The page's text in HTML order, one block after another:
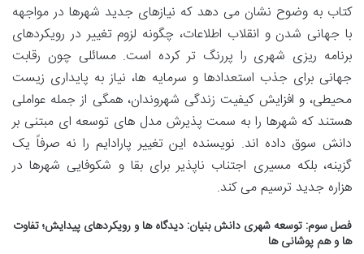
کتاب به وضوح نشان می دهد که نیازهای جدید شهرها در مواجهه
با جهانی شدن و انقلاب اطلاعات، چگونه لزوم تغییر در رویکردهای
برنامه ریزی شهری را پررنگ تر کرده است. مسائلی چون رقابت
جهانی برای جذب استعدادها و سرمایه ها، نیاز به پایداری زیست
محیطی، و افزایش کیفیت زندگی شهروندان، همگی از جمله عواملی
هستند که شهرها را به سمت پذیرش مدل های توسعه ای مبتنی بر
دانش سوق داده اند. نویسنده این تغییر پارادایم را نه صرفاً یک
گزینه، بلکه مسیری اجتناب ناپذیر برای بقا و شکوفایی شهرها در
هزاره جدید ترسیم می کند.
فصل سوم: توسعه شهری دانش بنیان: دیدگاه ها و رویکردهای پیدایش؛ تفاوت
ها و هم پوشانی ها